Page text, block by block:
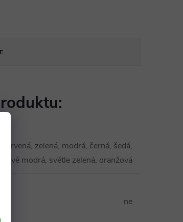
červená, zelená, modrá, černá, šedá,
tmavě modrá, světle zelená, oranžová
ne